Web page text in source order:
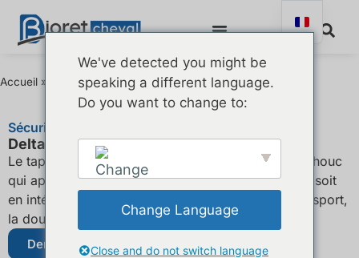
Accueil » Delta Diam 8
Sécurisez les déplacements de votre cheval !
Delta Diam 8
Le tapis Delta Diam 8 est un revêtement en caoutchouc
qui apporte confort de marche et sécurité. Que ce soit
en intérieur ou en extérieur, il convient pour le transport,
la douche et les couloirs de circulation.
Demander un devis
We've detected you might be
speaking a different language.
Do you want to change to:
English
Change Language
Close and do not switch language